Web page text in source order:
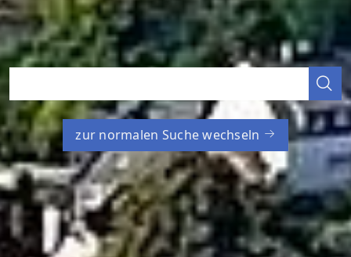
zur normalen Suche wechseln